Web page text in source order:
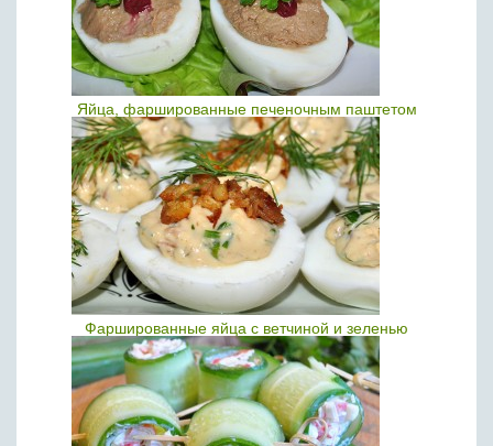
Яйца, фаршированные печеночным паштетом
Фаршированные яйца с ветчиной и зеленью